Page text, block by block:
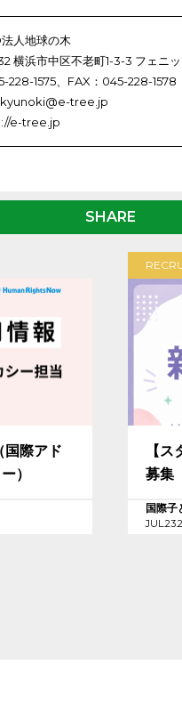
人地球の木
横浜市中区不老町1-3-3 フェニ
228-1575、FAX：045-228-1578
tree.jp
e-tree.jp
SHARE
国際アド
）
【
募集
国際子